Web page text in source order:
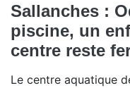
Sallanches :
piscine, un
centre reste
Le centre aquatique